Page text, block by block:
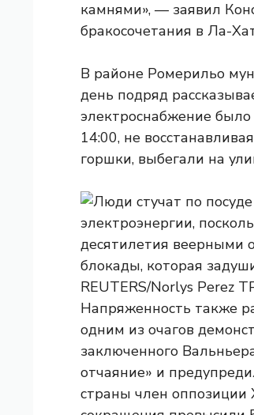
камнями», — заявил
бракосочетания в Ла-
В районе Ромерильо
день подряд
электроснабжение было
14:00, не
горшки, выбегали на
Напряженность также
одним из очагов
заключенного
отчаяние» и
страны член оппозиции